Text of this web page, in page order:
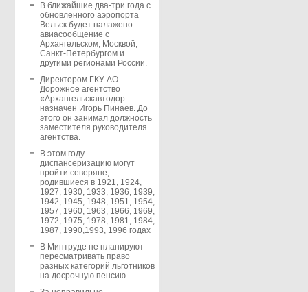
В ближайшие два-три года с
обновленного аэропорта
Вельск будет налажено
авиасообщение с
Архангельском, Москвой,
Санкт-Петербургом и
другими регионами России.
Директором ГКУ АО
Дорожное агентство
«Архангельскавтодор
назначен Игорь Пинаев. До
этого он занимал должность
заместителя руководителя
агентства.
В этом году
диспансеризацию могут
пройти северяне,
родившиеся в 1921, 1924,
1927, 1930, 1933, 1936, 1939,
1942, 1945, 1948, 1951, 1954,
1957, 1960, 1963, 1966, 1969,
1972, 1975, 1978, 1981, 1984,
1987, 1990,1993, 1996 годах
В Минтруде не планируют
пересматривать право
разных категорий льготников
на досрочную пенсию